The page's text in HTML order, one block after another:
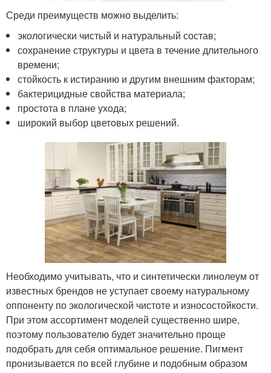
Среди преимуществ можно выделить:
экологически чистый и натуральный состав;
сохранение структуры и цвета в течение длительного
времени;
стойкость к истиранию и другим внешним факторам;
бактерицидные свойства материала;
простота в плане ухода;
широкий выбор цветовых решений.
Необходимо учитывать, что и синтетически линолеум от
известных брендов не уступает своему натуральному
оппоненту по экологической чистоте и износостойкости.
При этом ассортимент моделей существенно шире,
поэтому пользователю будет значительно проще
подобрать для себя оптимальное решение. Пигмент
пронизывается по всей глубине и подобным образом